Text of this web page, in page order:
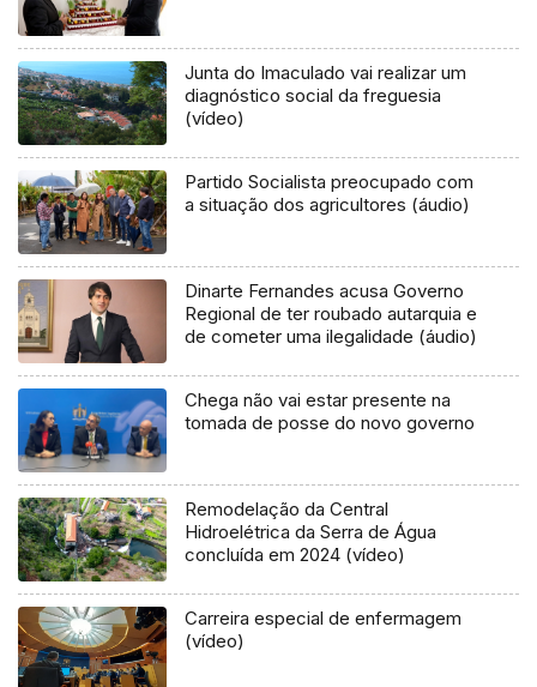
Junta do Imaculado vai realizar um
diagnóstico social da freguesia
(vídeo)
Partido Socialista preocupado com
a situação dos agricultores (áudio)
Dinarte Fernandes acusa Governo
Regional de ter roubado autarquia e
de cometer uma ilegalidade (áudio)
Chega não vai estar presente na
tomada de posse do novo governo
Remodelação da Central
Hidroelétrica da Serra de Água
concluída em 2024 (vídeo)
Carreira especial de enfermagem
(vídeo)